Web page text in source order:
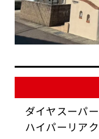
ダイヤスーパ
ハイパーリア